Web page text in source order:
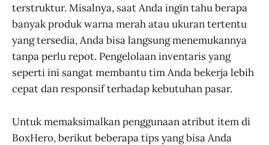
terstruktur. Misalnya, saat Anda ingin tahu berapa
banyak produk warna merah atau ukuran tertentu
yang tersedia, Anda bisa langsung menemukannya
tanpa perlu repot. Pengelolaan inventaris yang
seperti ini sangat membantu tim Anda bekerja lebih
cepat dan responsif terhadap kebutuhan pasar.
Untuk memaksimalkan penggunaan atribut item di
BoxHero, berikut beberapa tips yang bisa Anda